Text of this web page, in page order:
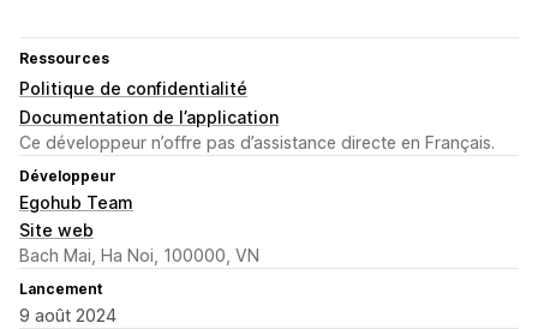
Ressources
Politique de confidentialité
Documentation de l’application
Ce développeur n’offre pas d’assistance directe en Français.
Développeur
Egohub Team
Site web
Bach Mai, Ha Noi, 100000, VN
Lancement
9 août 2024